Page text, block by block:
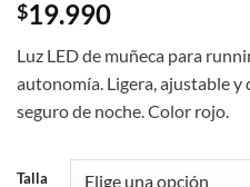
$19.990
Luz LED de muñeca para
autonomía. Ligera, ajustable
seguro de noche. Color rojo.
Talla